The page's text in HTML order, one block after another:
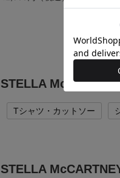
STELLA
Tシャツ・カットソー
STELLA